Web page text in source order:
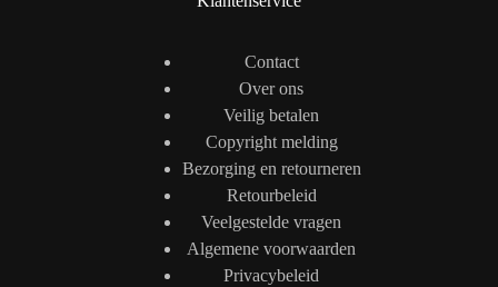
Contact
Over ons
Veilig betalen
Copyright melding
Bezorging en retourneren
Retourbeleid
Veelgestelde vragen
Algemene voorwaarden
Privacybeleid